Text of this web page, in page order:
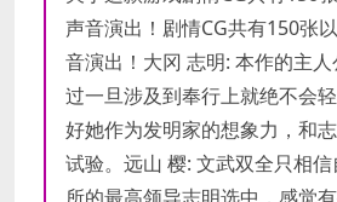
存储空间 需
声卡
存储空间
声卡
声音演出！剧情CG共有150张
音演出！大冈 志明: 本作的主
过一旦涉及到奉行上就绝不会
好她作为发明家的想象力，和
试验。远山 樱: 文武双全只相